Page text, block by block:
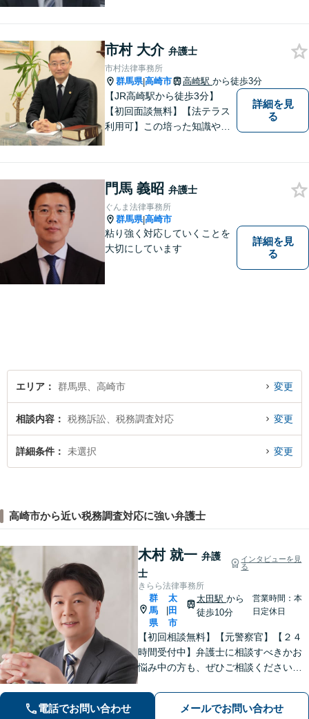
市村 大介 弁護士
市村法律事務所
群馬県|高崎市 高崎駅 から徒歩3分
【JR高崎駅から徒歩3分】
【初回面談無料】【法テラス
利用可】この培った知識や経
す。お気軽にご相談くださ
い。
詳細を見
る
門馬 義昭 弁護士
ぐんま法律事務所
群馬県|高崎市
粘り強く対応していくことを
大切にしています
詳細を見
る
エリア 群馬県、高崎市 変更
相談内容 税務訴訟、税務調査対応 変更
詳細条件 未選択 変更
高崎市から近い税務調査対応に強い弁護士
木村 就一 弁護
士
インタビューを見
る
きらら法律事務所
群
馬
県
太
田
市
太田駅 から
徒歩10分
営業時間：本
日定休日
【初回相談無料】【元警察官】【２４
時間受付中】弁護士に相談すべきかお
悩み中の方も、ぜひご相談ください
法務など】ご相談者さまに寄り添い、
きめ細やかな対応で、スピーディーに
電話でお問い合わせ メールでお問い合わせ